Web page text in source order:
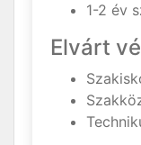
1-2 év
Elvárt